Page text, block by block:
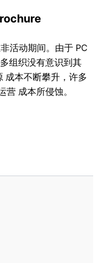
活动期间。由于 PC
组织没有意识到其
成本不断攀升，许多
成本所侵蚀。